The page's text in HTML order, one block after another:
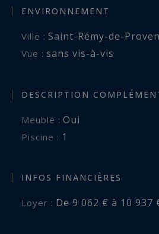
Eygalières à 10 mins
Gare TGV Avignon à 25 mins
Aéroport Marseille Marignane
Cette propriété vous est
Realty, spécialiste de la
prestige en Provence.
ENVIRONNEMENT
Ville : Saint-Rémy-de-
Vue : sans vis-à-vis
DESCRIPTION
Meublé : Oui
piscine : 1
INFOS FINANCIÈRES
Loyer : De 9 062 € à 10 937